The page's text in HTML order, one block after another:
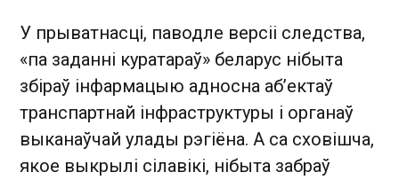
У прыватнасці, паводле версіі следства,
«па заданні куратараў» беларус нібыта
збіраў інфармацыю адносна аб’ектаў
транспартнай інфраструктуры і органаў
выканаўчай улады рэгіёна. А са сховішча,
якое выкрылі сілавікі, нібыта забраў